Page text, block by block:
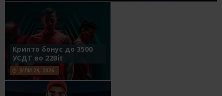
Крипто бонус до 3500
УСДТ во 22Bit
ЈУЛИ 29, 2026